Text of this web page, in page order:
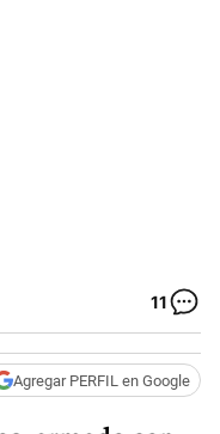
11
Agregar PERFIL en Google